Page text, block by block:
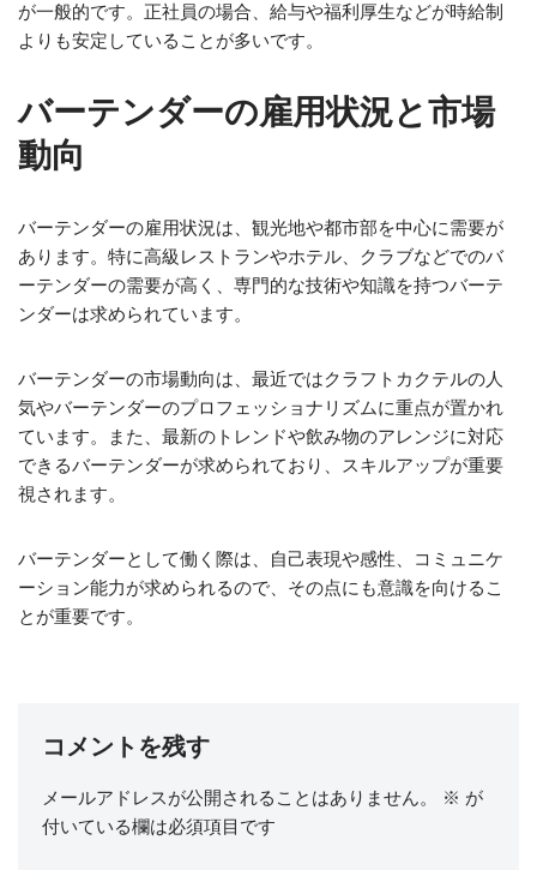
が一般的です。正社員の場合、給与や福利厚生などが時給制
よりも安定していることが多いです。
バーテンダーの雇用状況と市場
動向
バーテンダーの雇用状況は、観光地や都市部を中心に需要が
あります。特に高級レストランやホテル、クラブなどでのバ
ーテンダーの需要が高く、専門的な技術や知識を持つバーテ
ンダーは求められています。
バーテンダーの市場動向は、最近ではクラフトカクテルの人
気やバーテンダーのプロフェッショナリズムに重点が置かれ
ています。また、最新のトレンドや飲み物のアレンジに対応
できるバーテンダーが求められており、スキルアップが重要
視されます。
バーテンダーとして働く際は、自己表現や感性、コミュニケ
ーション能力が求められるので、その点にも意識を向けるこ
とが重要です。
コメントを残す
メールアドレスが公開されることはありません。 ※ が
付いている欄は必須項目です